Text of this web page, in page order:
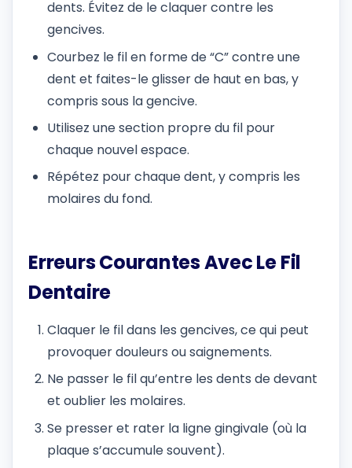
dents. Évitez de le claquer contre les
gencives.
Courbez le fil en forme de “C” contre une
dent et faites-le glisser de haut en bas, y
compris sous la gencive.
Utilisez une section propre du fil pour
chaque nouvel espace.
Répétez pour chaque dent, y compris les
molaires du fond.
Erreurs Courantes Avec Le Fil
Dentaire
Claquer le fil dans les gencives, ce qui peut
provoquer douleurs ou saignements.
Ne passer le fil qu’entre les dents de devant
et oublier les molaires.
Se presser et rater la ligne gingivale (où la
plaque s’accumule souvent).